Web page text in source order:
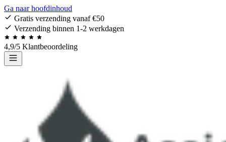
Ga naar hoofdinhoud
Gratis verzending vanaf €50
Verzending binnen 1-2 werkdagen
4,9/5 Klantbeoordeling